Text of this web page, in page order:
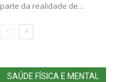
parte da realidade de...
SAÚDE FÍSICA E MENTAL